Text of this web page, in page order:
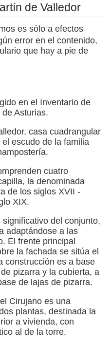
de Valledor
es sólo a efectos
error en el contenido,
que hay a pie de
en el Inventario de
Asturias.
casa cuadrangular
escudo de la familia
cuatro
la denominada
de los siglos XVII -
XIX.
del conjunto,
adaptándose a las
El frente principal
la fachada se sitúa el
construcción es a base
pizarra y la cubierta, a
de lajas de pizarra.
Cirujano es una
plantas, destinada la
a vivienda, con
al de la torre.